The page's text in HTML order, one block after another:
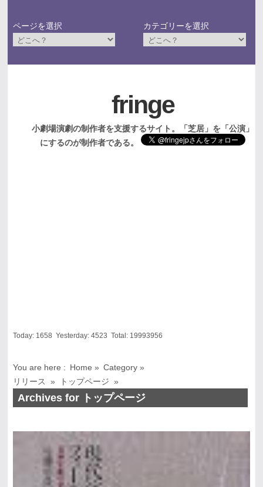
ページを選択 カテゴリーを選択
fringe
小劇場演劇の制作者を支援するサイト。「芝居」を「公演」
にするのが制作者である。
Today: 1658 Yesterday: 4523 Total: 19993956
You are here : Home » Category »
リリース
» トップページ »
Archives for トップページ